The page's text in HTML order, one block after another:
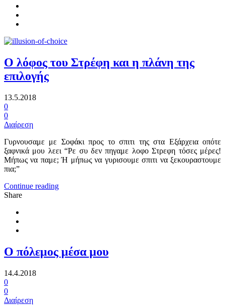
Ο λόφος του Στρέφη και η πλάνη της
επιλογής
13.5.2018
0
0
Διαίρεση
Γυρνουσαμε με Σοφάκι προς το σπιτι της στα Εξάρχεια οπότε
ξαφνικά μου λεει “Ρε συ δεν πηγαμε λοφο Στρεφη τόσες μέρες!
Mήπως να παμε; Ή μήπως να γυρισουμε σπιτι να ξεκουραστουμε
πια;”
Continue reading
Share
O πόλεμος μέσα μου
14.4.2018
0
0
Διαίρεση